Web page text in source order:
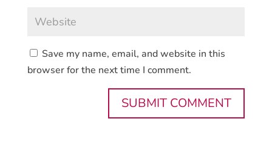
Save my name, email, and website in this
browser for the next time I comment.